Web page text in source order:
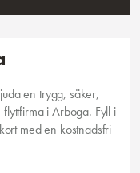
en trygg, säker,
i Arboga. Fyll i
med en kostnadsfri